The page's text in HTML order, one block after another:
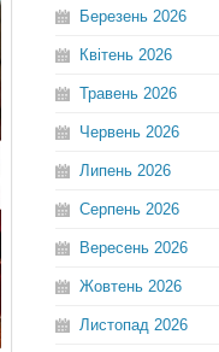
Березень 2026
Квітень 2026
Травень 2026
Червень 2026
Липень 2026
Серпень 2026
Вересень 2026
Жовтень 2026
Листопад 2026